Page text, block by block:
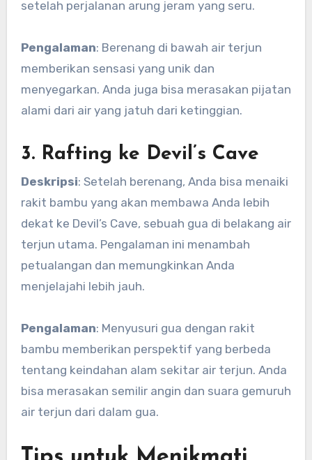
setelah perjalanan arung jeram yang seru.
Pengalaman: Berenang di bawah air terjun
memberikan sensasi yang unik dan
menyegarkan. Anda juga bisa merasakan pijatan
alami dari air yang jatuh dari ketinggian.
3. Rafting ke Devil’s Cave
Deskripsi: Setelah berenang, Anda bisa menaiki
rakit bambu yang akan membawa Anda lebih
dekat ke Devil’s Cave, sebuah gua di belakang air
terjun utama. Pengalaman ini menambah
petualangan dan memungkinkan Anda
menjelajahi lebih jauh.
Pengalaman: Menyusuri gua dengan rakit
bambu memberikan perspektif yang berbeda
tentang keindahan alam sekitar air terjun. Anda
bisa merasakan semilir angin dan suara gemuruh
air terjun dari dalam gua.